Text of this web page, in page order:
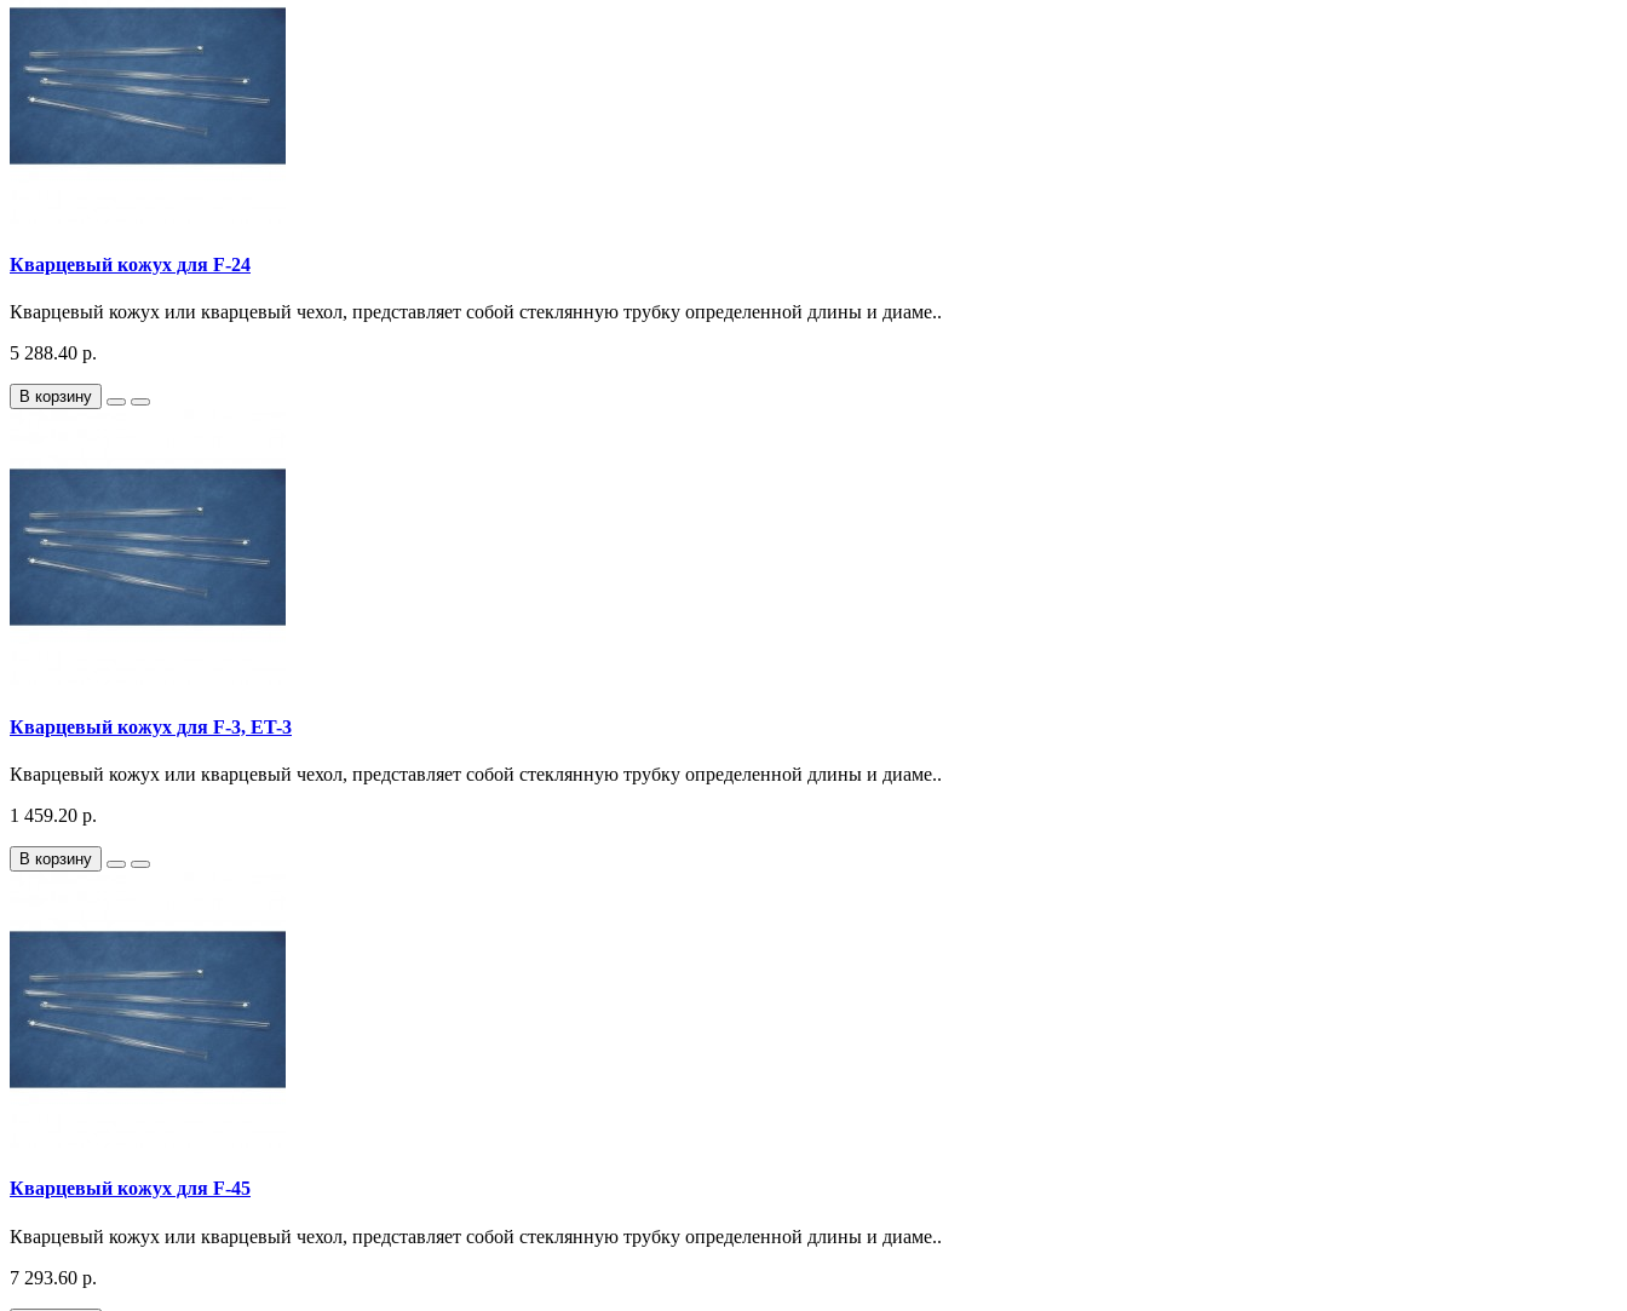
Кварцевый кожух для F-24
Кварцевый кожух или кварцевый чехол, представляет собой стеклянную трубку определенной длины и диаме..
5 288.40 р.
В корзину
Кварцевый кожух для F-3, ET-3
Кварцевый кожух или кварцевый чехол, представляет собой стеклянную трубку определенной длины и диаме..
1 459.20 р.
В корзину
Кварцевый кожух для F-45
Кварцевый кожух или кварцевый чехол, представляет собой стеклянную трубку определенной длины и диаме..
7 293.60 р.